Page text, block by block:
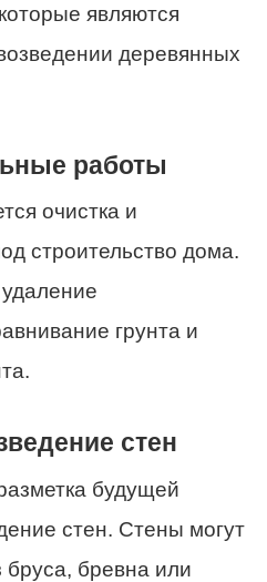
являются
деревянных
работы
очистка и
строительство дома.
грунта и
стен
будущей
стен. Стены могут
бруса, бревна или